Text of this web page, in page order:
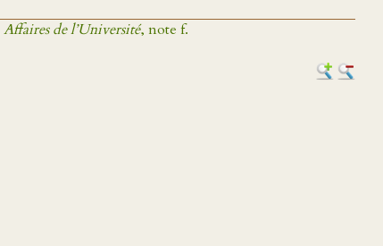
Affaires de l’Université, note f.